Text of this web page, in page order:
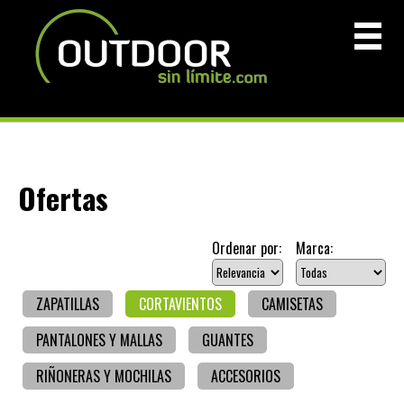
Ofertas
Ordenar por: Marca:
ZAPATILLAS CORTAVIENTOS
CAMISETAS
PANTALONES Y MALLAS
GUANTES
RIÑONERAS Y MOCHILAS
ACCESORIOS